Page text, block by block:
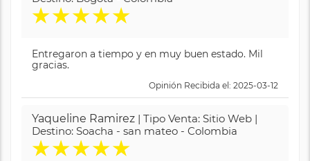
★★★★★
Entregaron a tiempo y en muy buen estado. Mil
gracias.
Opinión Recibida el: 2025-03-12
Yaqueline Ramirez | Tipo Venta: Sitio Web |
Destino: Soacha - san mateo - Colombia
★★★★★